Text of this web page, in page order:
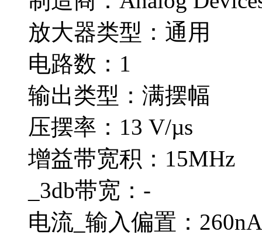
放大器类型：通用
电路数：1
输出类型：满摆幅
压摆率：13 V/µs
增益带宽积：15MHz
_3db带宽：-
电流_输入偏置：260nA